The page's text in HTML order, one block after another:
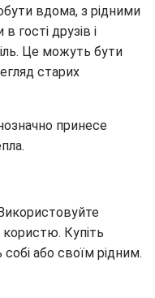
вдома, з рідними
гості друзів і
Це можуть бути
старих
принесе
Купіть
або своїм рідним.